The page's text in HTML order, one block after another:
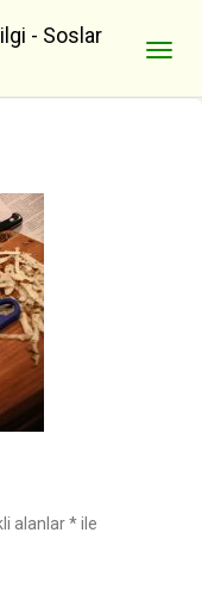
- Soslar
alanlar*ile